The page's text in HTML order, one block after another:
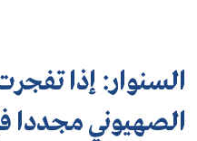
السنوار: إذا
الصهيوني